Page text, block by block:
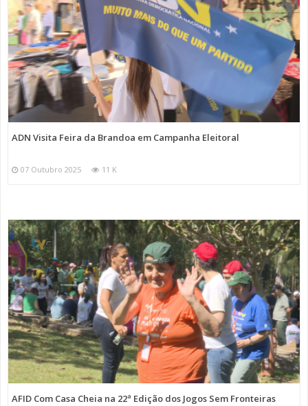
ADN Visita Feira da Brandoa em Campanha Eleitoral
07 Outubro 2025 11 K
AFID Com Casa Cheia na 22ª Edição dos Jogos Sem Fronteiras